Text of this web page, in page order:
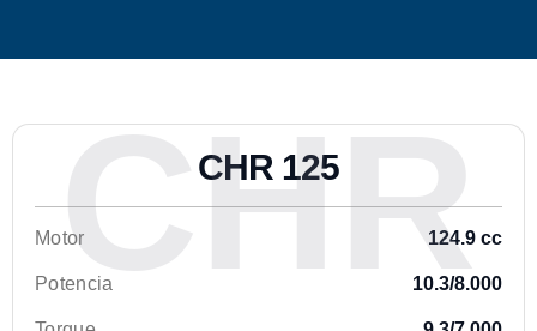
CHR
CHR 125
Motor 124.9 cc
Potencia 10.3/8.000